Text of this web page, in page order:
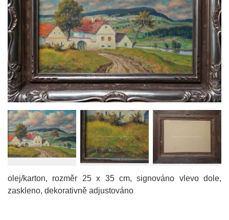
olej/karton, rozměr 25 x 35 cm, signováno vlevo dole,
zaskleno, dekorativně adjustováno